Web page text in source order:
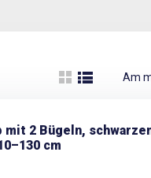
Am
mit 2 Bügeln,
cm